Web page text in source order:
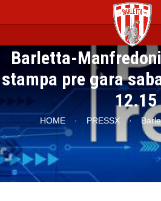
Barletta-
stampa pre gara
12.15
HOME · PRESSX ·